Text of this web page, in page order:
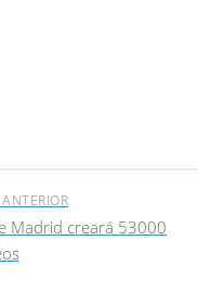
Madrid creará 53000